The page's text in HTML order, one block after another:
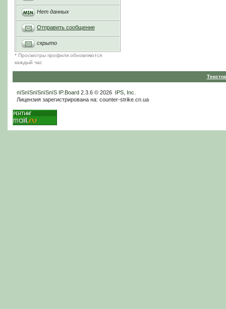
Нет данных
Отправить сообщение
скрыто
* Просмотры профиля обновляются
каждый час
пїЅпїЅпїЅпїЅпїЅ IP.Board2.3.6 © 2026 IPS, Inc
Лицензия зарегистрирована на: counter-strike.cn.ua